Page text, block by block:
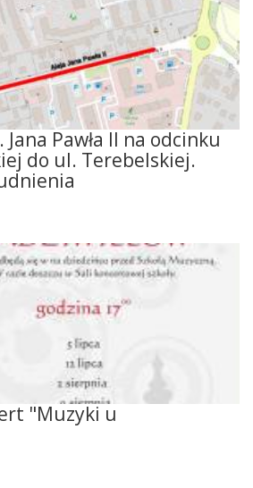
Pawła II na odcinku
do ul. Terebelskiej.
"Muzyki u